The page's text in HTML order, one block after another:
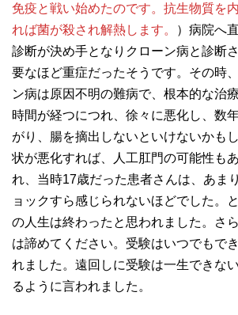
免疫と戦い始めたのです。抗生物質を
れば菌が殺され解熱します。
）病院へ
診断が決め手となりクローン病と診断
要なほど重症だったそうです。その時
ン病は原因不明の難病で、根本的な治
時間が経つにつれ、徐々に悪化し、数
がり、腸を摘出しないといけないかも
状が悪化すれば、人工肛門の可能性も
れ、当時17歳だった患者さんは、あま
ョックすら感じられないほどでした。
の人生は終わったと思われました。さ
は諦めてください。受験はいつでもで
れました。遠回しに受験は一生できな
るように言われました。